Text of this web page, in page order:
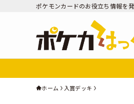
ポケモンカードのお役立ち情報を
ホーム 入賞デッキ